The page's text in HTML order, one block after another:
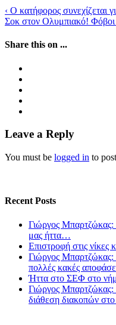
‹ Ο κατήφορος συνεχίζεται
Σοκ στον Ολυμπιακό! Φόβοι
Share this on ...
Leave a Reply
You must be logged in to
Recent Posts
Γιώργος Μπαρτζώκας:
μας ήττα…
Επιστροφή στις
Γιώργος Μπαρτζώκας:
πολλές κακές
Ήττα στο ΣΕΦ στο
Γιώργος Μπαρτζώκας:
διάθεση διακοπών